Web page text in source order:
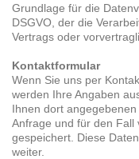
Grundlage für die
DSGVO, der die
Vertrags oder
Kontaktformular
Wenn Sie uns per
werden Ihre Angaben
Ihnen dort
Anfrage und für den Fall
gespeichert. Diese
weiter.